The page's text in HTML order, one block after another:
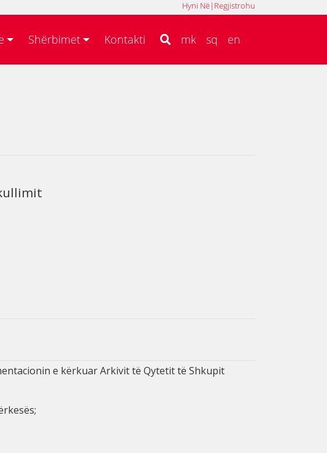
Regjistrohu
|
Hyni Në
Shërbimet Kontakti mk sq en
e kërkuar Arkivit të Qytetit të Shkupit